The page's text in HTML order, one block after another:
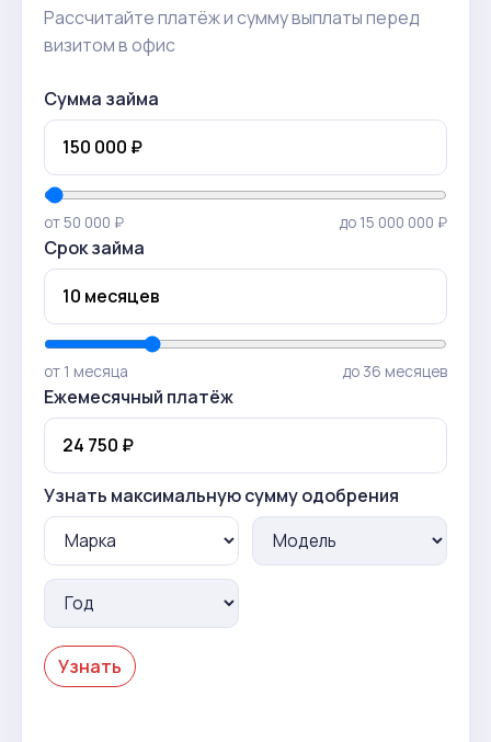
Рассчитайте платёж и сумму выплаты перед
визитом в офис
Сумма займа
от 50 000 ₽ до 15 000 000 ₽
Срок займа
от 1 месяца до 36 месяцев
Ежемесячный платёж
Узнать максимальную сумму одобрения
Узнать